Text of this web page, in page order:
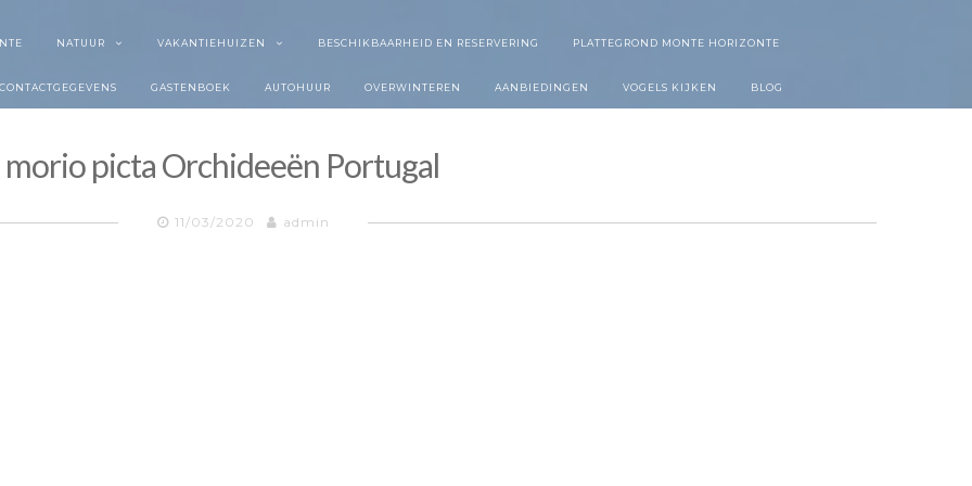
NATUUR VAKANTIEHUIZEN BESCHIKBAARHEID EN RESERVERING PLATTEGROND MONTE HORIZONTE
CONTACTGEGEVENS GASTENBOEK AUTOHUUR OVERWINTEREN AANBIEDINGEN VOGELS KIJKEN BLOG
picta Orchideeën Portugal
11/03/2020 admin